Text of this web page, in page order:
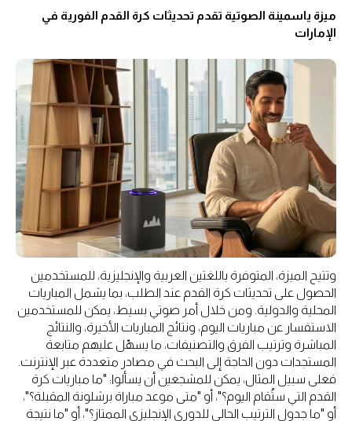
ميزة ياسمينة الصوتية تقدم تحديثات كرة القدم الفورية في
الإمارات
وتتيح الميزة، المتوفرة باللغتين العربية والإنجليزية، للمستخدمين
الحصول على تحديثات كرة القدم عند الطلب، بما يشمل المباريات
المحلية والدولية. ومن خلال أمر صوتي بسيط، يمكن للمستخدمين
الاستفسار عن مباريات اليوم، ونتائج المباريات الأخيرة، والنتائج
المباشرة وترتيب الفرق والتصنيفات، ما يسهّل عليهم متابعة
المستجدات دون الحاجة إلى البحث في مصادر متعددة عبر الإنترنت.
فعلى سبيل المثال، يمكن للمشجعين أن يسألوا: "ما مباريات كرة
القدم التي ستُقام اليوم؟"، أو "متى موعد مباراة برشلونة المقبلة؟"،
أو "ما جدول الترتيب الحالي للدوري الإنجليزي الممتاز؟"، أو "ما نتيجة